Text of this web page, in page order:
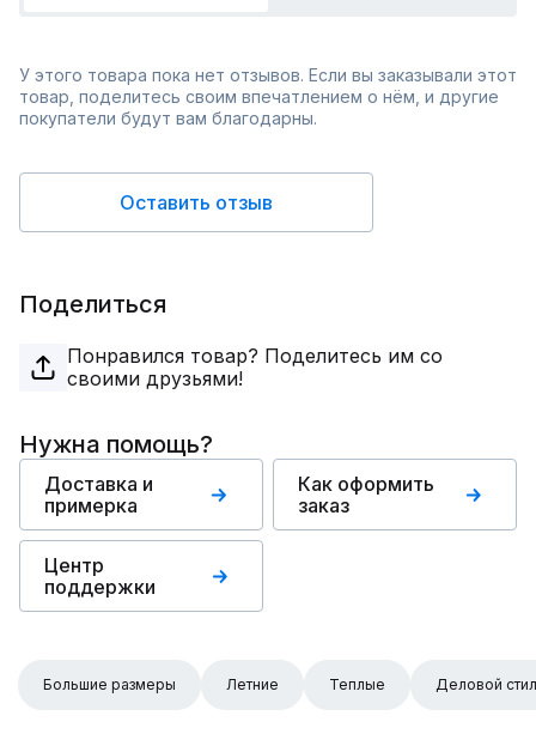
У этого товара пока нет отзывов. Если вы заказывали этот
товар, поделитесь своим впечатлением о нём, и другие
покупатели будут вам благодарны.
Оставить отзыв
Поделиться
Понравился товар? Поделитесь им со
своими друзьями!
Нужна помощь?
Доставка и
примерка
Как оформить
заказ
Центр
поддержки
Большие размеры Летние Теплые Деловой